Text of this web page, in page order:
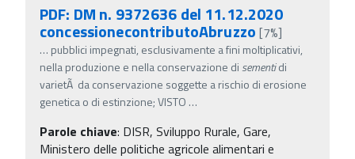
PDF: DM n. 9372636 del 11.12.2020
concessionecontributoAbruzzo [7%]
… pubblici impegnati, esclusivamente a fini moltiplicativi,
nella produzione e nella conservazione di sementidi
varietÃ da conservazione soggette a rischio di erosione
genetica o di estinzione; VISTO …
Parole chiave: DISR, Sviluppo Rurale, Gare,
Ministero delle politiche agricole alimentari e